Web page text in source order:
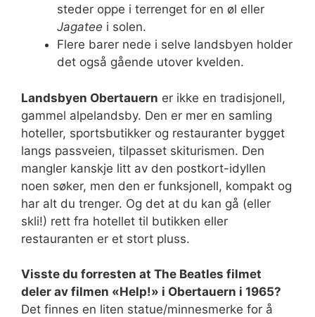
steder oppe i terrenget for en øl eller
Jagatee i solen.
Flere barer nede i selve landsbyen holder
det også gående utover kvelden.
Landsbyen Obertauern er ikke en tradisjonell,
gammel alpelandsby. Den er mer en samling
hoteller, sportsbutikker og restauranter bygget
langs passveien, tilpasset skiturismen. Den
mangler kanskje litt av den postkort-idyllen
noen søker, men den er funksjonell, kompakt og
har alt du trenger. Og det at du kan gå (eller
skli!) rett fra hotellet til butikken eller
restauranten er et stort pluss.
Visste du forresten at The Beatles filmet
deler av filmen «Help!» i Obertauern i 1965?
Det finnes en liten statue/minnesmerke for å